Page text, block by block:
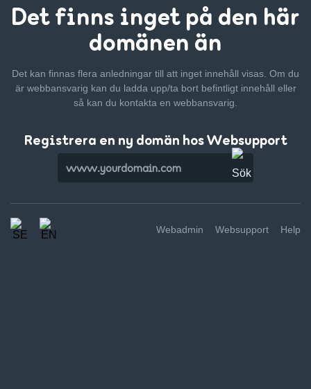
Det finns inget på den här
domänen än
Det kan finnas flera anledningar till att inget innehåll visas. Om du
är webbansvarig kan du ladda upp/ta bort befintligt innehåll eller
så kan du kontakta en webbansvarig.
Registrera en ny domän hos Websupport
Webadmin Websupport Help